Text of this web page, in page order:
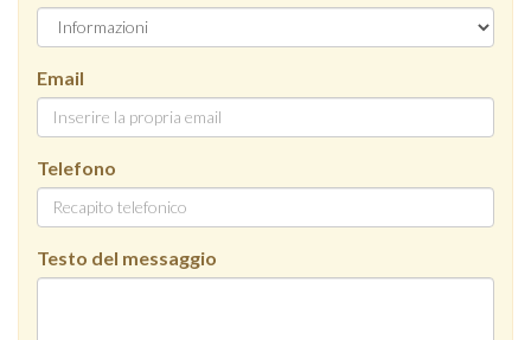
Email
Telefono
Testo del messaggio